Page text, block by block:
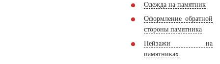
Одежда на памятник
Оформление обратной
стороны памятника
Пейзажи на
памятниках